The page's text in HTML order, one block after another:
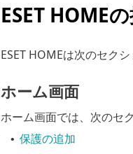
ESET HOME
ESET HOMEは次のセク
ホーム画面
ホーム画面では、次のセ
• 保護の追加